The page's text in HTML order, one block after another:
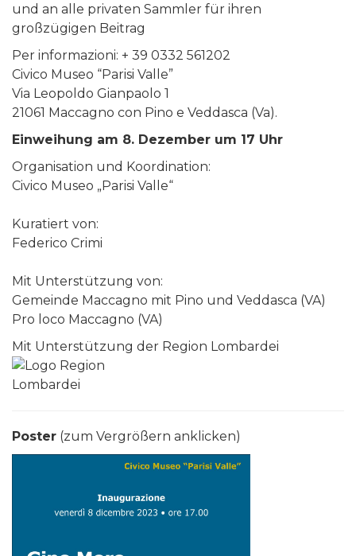
und an alle privaten Sammler für ihren
großzügigen Beitrag
Per informazioni: + 39 0332 561202
Civico Museo “Parisi Valle”
Via Leopoldo Gianpaolo 1
21061 Maccagno con Pino e Veddasca (Va).
Einweihung am 8. Dezember um 17 Uhr
Organisation und Koordination:
Civico Museo „Parisi Valle“
Kuratiert von:
Federico Crimi
Mit Unterstützung von:
Gemeinde Maccagno mit Pino und Veddasca (VA)
Pro loco Maccagno (VA)
Mit Unterstützung der Region Lombardei
Poster (zum Vergrößern anklicken)